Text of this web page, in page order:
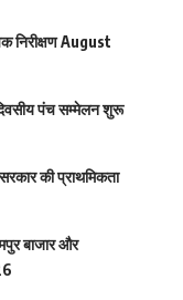
निरीक्षणAugust
पंच सम्मेलन शुरू
की प्राथमिकता
बाजार और